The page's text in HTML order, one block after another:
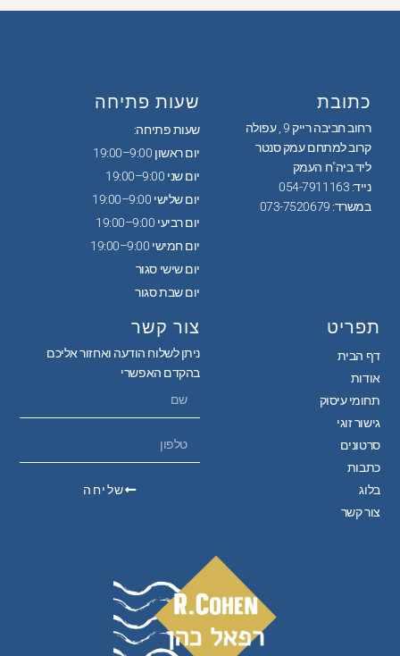
כתובת
רחוב חביבה רייק 9 , עפולה
קרוב למתחם עמק סנטר
ליד ביה"ח העמק
נייד: 054-7911163
במשרד: 073-7520679
שעות פתיחה
שעות פתיחה:
יום ראשון 9:00–19:00
יום שני 9:00–19:00
יום שלישי 9:00–19:00
יום רביעי 9:00–19:00
יום חמישי 9:00–19:00
יום שישי סגור
יום שבת סגור
תפריט
דף הבית
אודות
תחומי עיסוק
גישור זוגי
סרטונים
כתבות
בלוג
צור קשר
צור קשר
ניתן לשלוח הודעה ואחזור אליכם
בהקדם האפשרי
שליחה